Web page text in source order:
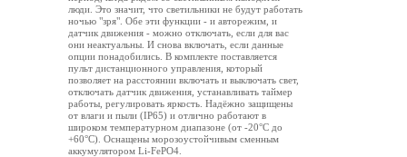
люди. Это значит, что светильники не будут работать
ночью "зря". Обе эти функции - и авторежим, и
датчик движения - можно отключать, если для вас
они неактуальны. И снова включать, если данные
опции понадобились. В комплекте поставляется
пульт дистанционного управления, который
позволяет на расстоянии включать и выключать свет,
отключать датчик движения, устанавливать таймер
работы, регулировать яркость. Надёжно защищены
от влаги и пыли (IP65) и отлично работают в
широком температурном диапазоне (от -20°C до
+60°C). Оснащены морозоустойчивым сменным
аккумулятором Li-FePO4.